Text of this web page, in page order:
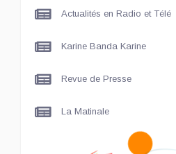
17 Communes
Le grand entretien avec Le
SCAN ÉCONOMIQUE
Actualités en Radio et Télé
Karine Banda Karine
Revue de Presse
La Matinale